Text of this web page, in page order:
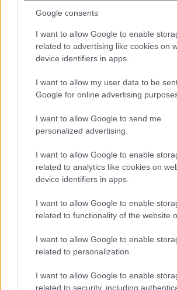
Google consents
I want to allow Google to enable
related to advertising like cookies on
device identifiers in apps.
I want to allow my user data to be
Google for online advertising
I want to allow Google to send me
personalized advertising.
I want to allow Google to enable
related to analytics like cookies on
device identifiers in apps.
I want to allow Google to enable
related to functionality of the website
I want to allow Google to enable
related to personalization.
I want to allow Google to enable
related to security, including